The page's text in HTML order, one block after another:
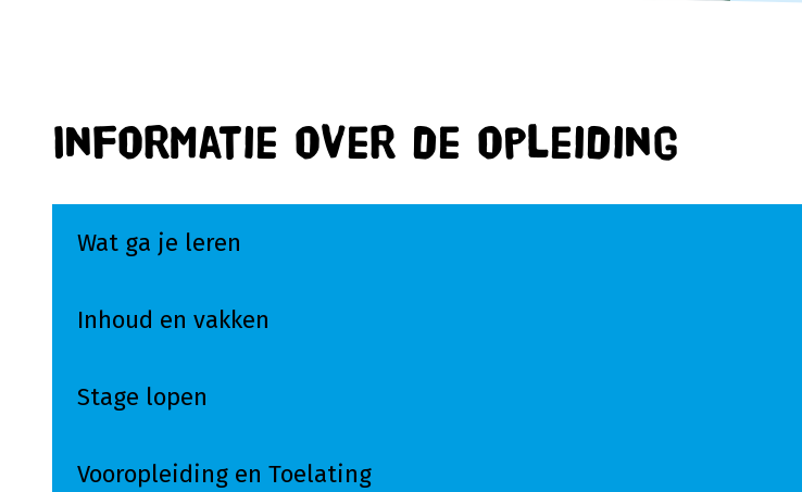
Informatie over de opleiding
Wat ga je leren
Inhoud en vakken
Stage lopen
Vooropleiding en Toelating